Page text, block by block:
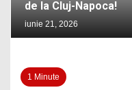
de la Cluj-Napoca!
iunie 21, 2026
1 Minute